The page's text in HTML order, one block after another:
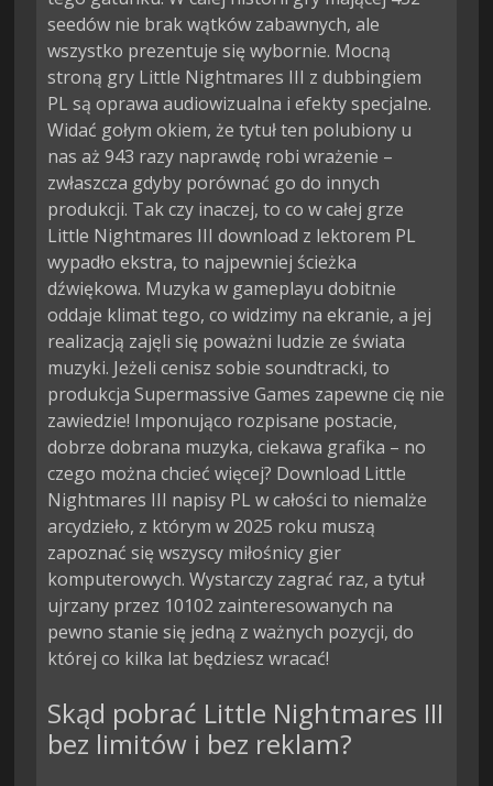
seedów nie brak wątków zabawnych, ale
wszystko prezentuje się wybornie. Mocną
stroną gry Little Nightmares III z dubbingiem
PL są oprawa audiowizualna i efekty specjalne.
Widać gołym okiem, że tytuł ten polubiony u
nas aż 943 razy naprawdę robi wrażenie –
zwłaszcza gdyby porównać go do innych
produkcji. Tak czy inaczej, to co w całej grze
Little Nightmares III download z lektorem PL
wypadło ekstra, to najpewniej ścieżka
dźwiękowa. Muzyka w gameplayu dobitnie
oddaje klimat tego, co widzimy na ekranie, a jej
realizacją zajęli się poważni ludzie ze świata
muzyki. Jeżeli cenisz sobie soundtracki, to
produkcja Supermassive Games zapewne cię nie
zawiedzie! Imponująco rozpisane postacie,
dobrze dobrana muzyka, ciekawa grafika – no
czego można chcieć więcej? Download Little
Nightmares III napisy PL w całości to niemalże
arcydzieło, z którym w 2025 roku muszą
zapoznać się wszyscy miłośnicy gier
komputerowych. Wystarczy zagrać raz, a tytuł
ujrzany przez 10102 zainteresowanych na
pewno stanie się jedną z ważnych pozycji, do
której co kilka lat będziesz wracać!
Skąd pobrać Little Nightmares III
bez limitów i bez reklam?